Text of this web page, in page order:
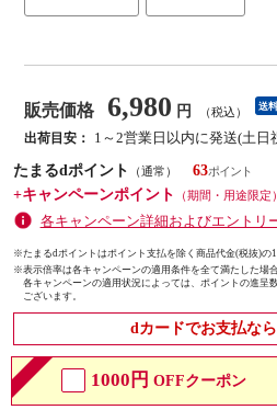
販売価格 6,980 円 （税込） 送
出荷目安：
1～2営業日以内に発送(土日
たまるdポイント
（通常）
63
+キャンペーンポイント
（期間・用途限定）
各キャンペーン詳細およびエントリ
※たまるdポイントはポイント支払を除く商品代金(税抜)の1
※表示倍率は各キャンペーンの適用条件を全て満たした場
各キャンペーンの適用状況によっては、ポイントの進呈
ございます。
dカードでお支払な
1000円 OFFクーポン